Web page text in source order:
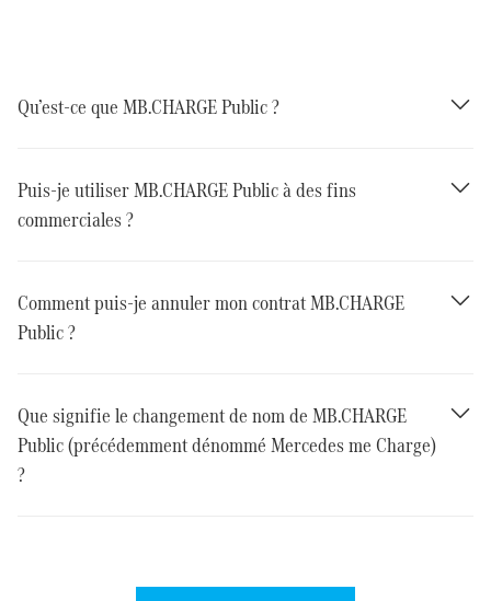
Qu’est-ce que MB.CHARGE Public ?
Puis-je utiliser MB.CHARGE Public à des fins
commerciales ?
Comment puis-je annuler mon contrat MB.CHARGE
Public ?
Que signifie le changement de nom de MB.CHARGE
Public (précédemment dénommé Mercedes me Charge)
?